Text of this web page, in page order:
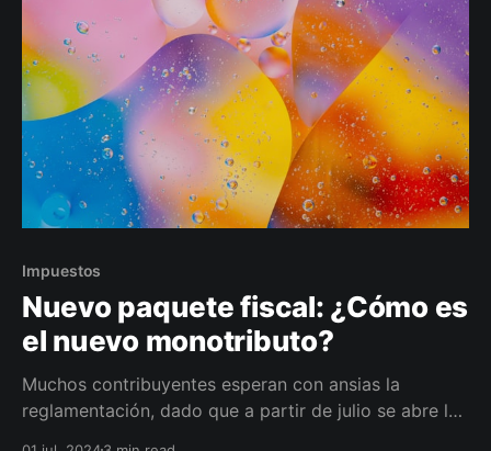
Impuestos
Nuevo paquete fiscal: ¿Cómo es
el nuevo monotributo?
Muchos contribuyentes esperan con ansias la
reglamentación, dado que a partir de julio se abre la